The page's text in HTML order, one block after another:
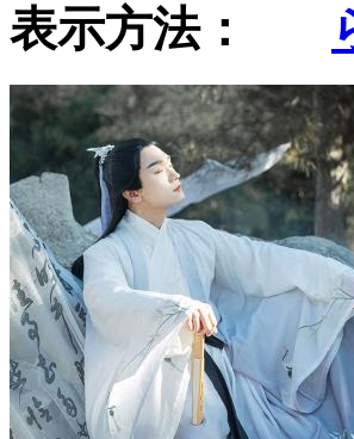
表示方法：